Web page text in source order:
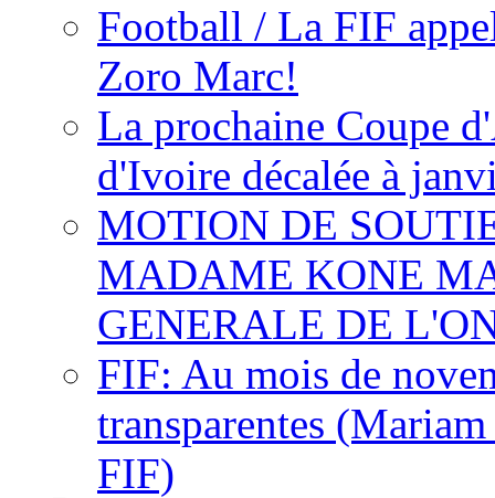
Football / La FIF
Zoro Marc!
La prochaine Coupe
d'Ivoire décalée à
MOTION DE
MADAME KONE
GENERALE DE
FIF: Au mois de
transparentes
FIF)